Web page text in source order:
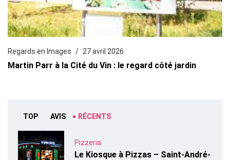
Regards en Images 27 avril 2026
Martin Parr à la Cité du Vin : le regard côté jardin
TOP AVIS RÉCENTS
Pizzeria
Le Kiosque à Pizzas – Saint-André-